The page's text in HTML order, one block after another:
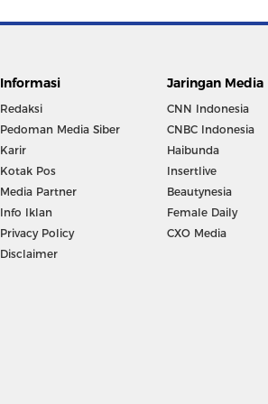
Informasi
Redaksi
Pedoman Media Siber
Karir
Kotak Pos
Media Partner
Info Iklan
Privacy Policy
Disclaimer
Jaringan Media
CNN Indonesia
CNBC Indonesia
Haibunda
Insertlive
Beautynesia
Female Daily
CXO Media